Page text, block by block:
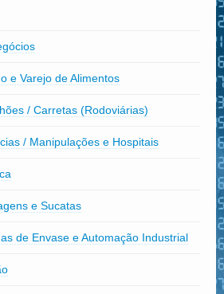
e Varejo de Alimentos
/ Carretas (Rodoviárias)
/ Manipulações e Hospitais
e Sucatas
de Envase e Automação Industrial